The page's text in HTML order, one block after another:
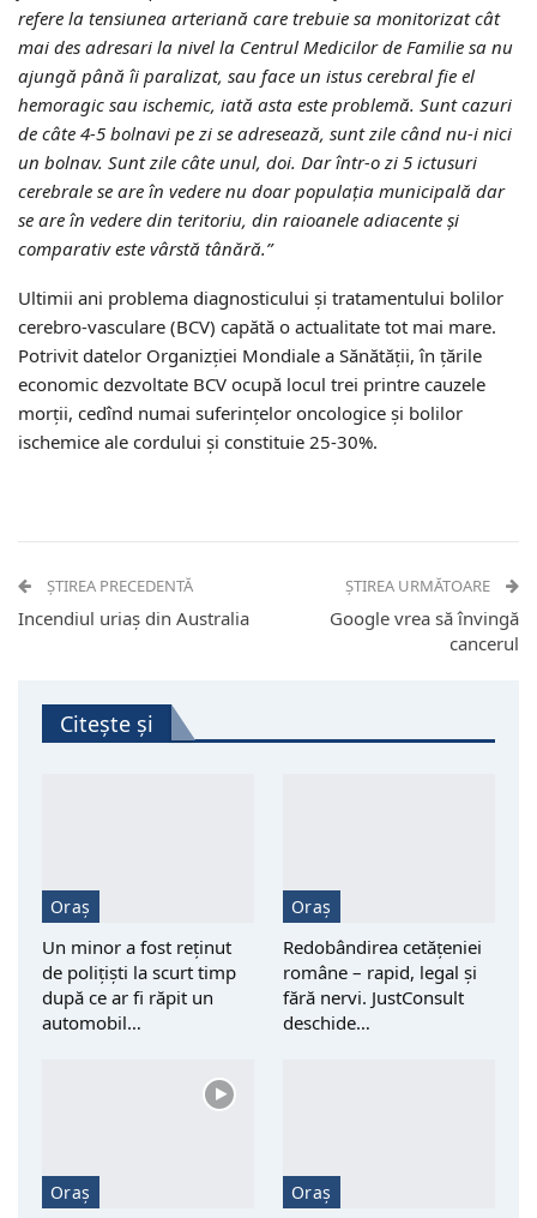
refere la tensiunea arteriană care trebuie sa monitorizat cât
mai des adresari la nivel la Centrul Medicilor de Familie sa nu
ajungă până îi paralizat, sau face un istus cerebral fie el
hemoragic sau ischemic, iată asta este problemă. Sunt cazuri
de câte 4-5 bolnavi pe zi se adresează, sunt zile când nu-i nici
un bolnav. Sunt zile câte unul, doi. Dar într-o zi 5 ictusuri
cerebrale se are în vedere nu doar populaţia municipală dar
se are în vedere din teritoriu, din raioanele adiacente şi
comparativ este vârstă tânără.”
Ultimii ani problema diagnosticului şi tratamentului bolilor
cerebro-vasculare (BCV) capătă o actualitate tot mai mare.
Potrivit datelor Organizției Mondiale a Sănătății, în ţările
economic dezvoltate BCV ocupă locul trei printre cauzele
morţii, cedînd numai suferinţelor oncologice şi bolilor
ischemice ale cordului şi constituie 25-30%.
ȘTIREA PRECEDENTĂ
Incendiul uriaș din Australia
ȘTIREA URMĂTOARE
Google vrea să învingă
cancerul
Citește și
Oraș
Un minor a fost reţinut
de polițiști la scurt timp
după ce ar fi răpit un
automobil…
Oraș
Redobândirea cetățeniei
române – rapid, legal și
fără nervi. JustConsult
deschide…
Oraș Oraș